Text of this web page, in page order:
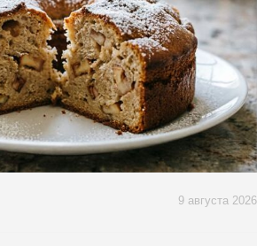
9 августа 2026